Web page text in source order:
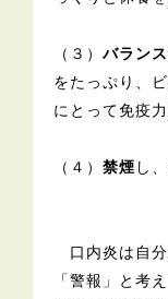
（３）バラン
をたっぷり、
にとって免疫力
（４）禁煙 し、
口内炎は自分
「警報」と考